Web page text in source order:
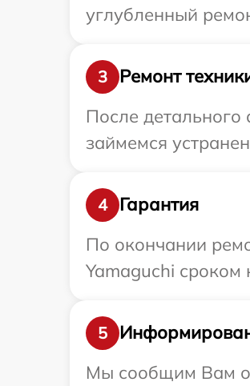
углубленный
3
Ремонт
После
займемся
4
Гарантия
По окончании
Yamaguchi сроком
5
Мы сообщим Вам о